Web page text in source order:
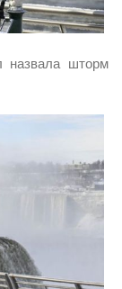
назвала шторм